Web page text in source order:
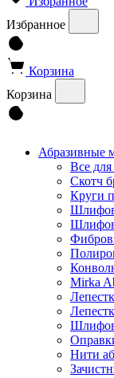
Избранное
Корзина
Корзина
Абразивные
Все
Скотч
Круги
Mirka
Нити